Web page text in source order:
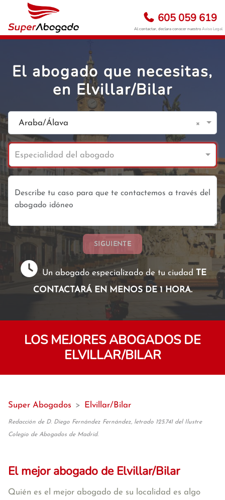
605 059 619
Al contactar, declara conocer nuestroAviso Legal
El abogado que necesitas,
en Elvillar/Bilar
Araba/Álava ×
Especialidad del abogado
SIGUIENTE
Un abogado especializado de tu ciudad TE
CONTACTARÁ EN MENOS DE 1 HORA.
LOS MEJORES ABOGADOS DE
ELVILLAR/BILAR
Super Abogados > Elvillar/Bilar
Redacción de D. Diego Fernández Fernández, letrado 125.741 del Ilustre
Colegio de Abogados de Madrid.
El mejor abogado de Elvillar/Bilar
Quién es el mejor abogado de su localidad es algo